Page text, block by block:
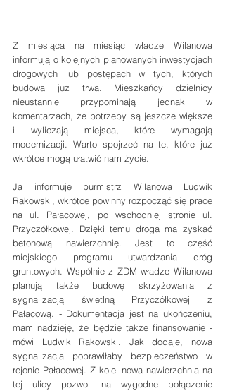
Z miesiąca na miesiąc władze Wilanowa
informują o kolejnych planowanych inwestycjach
drogowych lub postępach w tych, których
budowa już trwa. Mieszkańcy dzielnicy
nieustannie przypominają jednak w
komentarzach, że potrzeby są jeszcze większe
i wyliczają miejsca, które wymagają
modernizacji. Warto spojrzeć na te, które już
wkrótce mogą ułatwić nam życie.
Ja informuje burmistrz Wilanowa Ludwik
Rakowski, wkrótce powinny rozpocząć się prace
na ul. Pałacowej, po wschodniej stronie ul.
Przyczółkowej. Dzięki temu droga ma zyskać
betonową nawierzchnię. Jest to część
miejskiego programu utwardzania dróg
gruntowych. Wspólnie z ZDM władze Wilanowa
planują także budowę skrzyżowania z
sygnalizacją świetlną Przyczółkowej z
Pałacową. - Dokumentacja jest na ukończeniu,
mam nadzieję, że będzie także finansowanie -
mówi Ludwik Rakowski. Jak dodaje, nowa
sygnalizacja poprawiłaby bezpieczeństwo w
rejonie Pałacowej. Z kolei nowa nawierzchnia na
tej ulicy pozwoli na wygodne połączenie